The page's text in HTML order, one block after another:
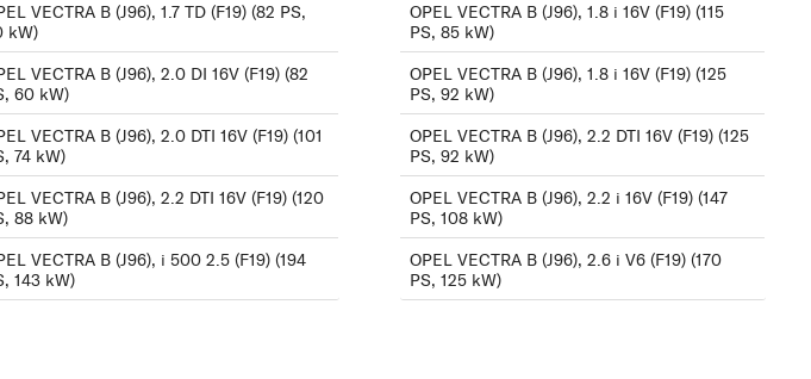
04/2002
VECTRA C Caravan
(Z02) ab 10/2003
VECTRA C CC (Z02)
2.0 DI 16V (F19) (82
PS, 60 kW)
2.0 DTI 16V (F19) (101
PS, 74 kW)
2.0 i 16V (F19) (136 PS,
100 kW)
2.2 DTI 16V (F19) (120
PS, 88 kW)
2.2 DTI 16V (F19) (125
VECTRA B (J96), 1.7 TD (F19) (82 PS,
kW)
VECTRA B (J96), 2.0 DI 16V (F19) (82
60 kW)
VECTRA B (J96), 2.0 DTI 16V (F19) (101
74 kW)
VECTRA B (J96), 2.2 DTI 16V (F19) (120
88 kW)
VECTRA B (J96), i 500 2.5 (F19) (194
143 kW)
OPEL VECTRA B (J96), 1.8 i 16V (F19) (115
PS, 85 kW)
OPEL VECTRA B (J96), 1.8 i 16V (F19) (125
PS, 92 kW)
OPEL VECTRA B (J96), 2.2 DTI 16V (F19) (125
PS, 92 kW)
OPEL VECTRA B (J96), 2.2 i 16V (F19) (147
PS, 108 kW)
OPEL VECTRA B (J96), 2.6 i V6 (F19) (170
PS, 125 kW)